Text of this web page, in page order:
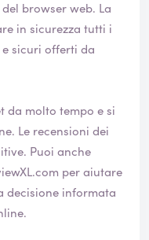
browser web. La
in sicurezza tutti i
sicuri offerti da
da molto tempo e si
dei
per aiutare
decisione informata